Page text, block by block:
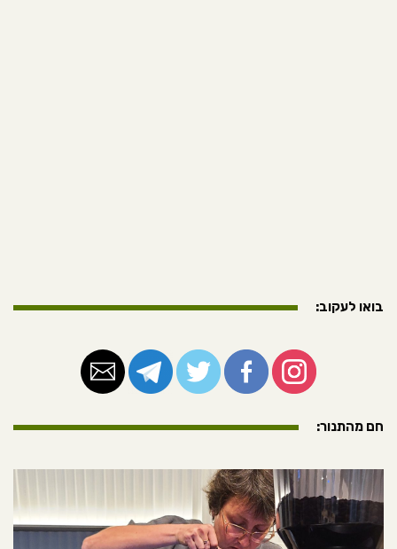
בואו לעקוב:
חם מהתנור: